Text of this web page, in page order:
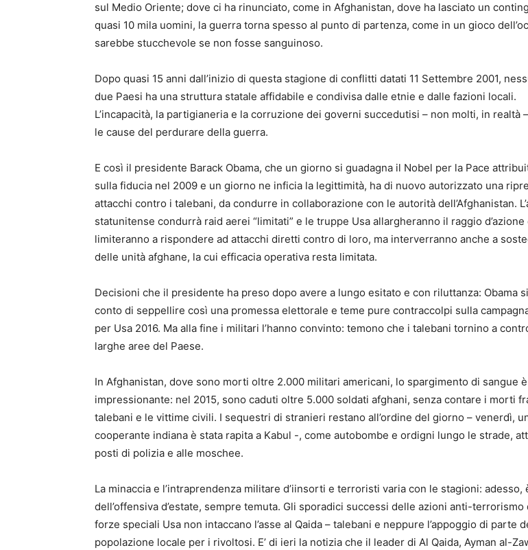
sul Medio Oriente; dove ci ha rinunciato, come in Afghanistan, dove ha lasciato un
quasi 10 mila uomini, la guerra torna spesso al punto di partenza, come in un gioco
sarebbe stucchevole se non fosse sanguinoso.
Dopo quasi 15 anni dall’inizio di questa stagione di conflitti datati 11 Settembre 2001,
due Paesi ha una struttura statale affidabile e condivisa dalle etnie e dalle fazioni locali.
L’incapacità, la partigianeria e la corruzione dei governi succedutisi – non molti, in realtà
le cause del perdurare della guerra.
E così il presidente Barack Obama, che un giorno si guadagna il Nobel per la Pace
sulla fiducia nel 2009 e un giorno ne inficia la legittimità, ha di nuovo autorizzato una
attacchi contro i talebani, da condurre in collaborazione con le autorità dell’Afghanistan.
statunitense condurrà raid aerei “limitati” e le truppe Usa allargheranno il raggio d’azione
limiteranno a rispondere ad attacchi diretti contro di loro, ma interverranno anche a
delle unità afghane, la cui efficacia operativa resta limitata.
Decisioni che il presidente ha preso dopo avere a lungo esitato e con riluttanza: Obama
conto di seppellire così una promessa elettorale e teme pure contraccolpi sulla
per Usa 2016. Ma alla fine i militari l’hanno convinto: temono che i talebani tornino a
larghe aree del Paese.
In Afghanistan, dove sono morti oltre 2.000 militari americani, lo spargimento di sangue è
impressionante: nel 2015, sono caduti oltre 5.000 soldati afghani, senza contare i morti
talebani e le vittime civili. I sequestri di stranieri restano all’ordine del giorno – venerdì,
cooperante indiana è stata rapita a Kabul -, come autobombe e ordigni lungo le strade,
posti di polizia e alle moschee.
La minaccia e l’intraprendenza militare d’iinsorti e terroristi varia con le stagioni: adesso,
dell’offensiva d’estate, sempre temuta. Gli sporadici successi delle azioni anti-terrorismo
forze speciali Usa non intaccano l’asse al Qaida – talebani e neppure l’appoggio di parte
popolazione locale per i rivoltosi. E’ di ieri la notizia che il leader di Al Qaida, Ayman al-